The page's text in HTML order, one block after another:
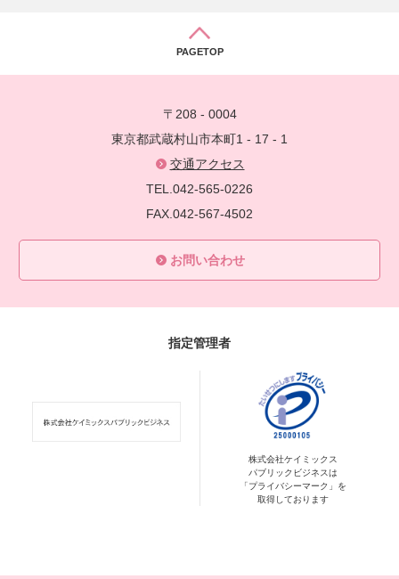
PAGETOP
〒208 - 0004
東京都武蔵村山市本町1 - 17 - 1
交通アクセス
TEL.042-565-0226
FAX.042-567-4502
お問い合わせ
指定管理者
株式会社ケイミックス
パブリックビジネスは
「プライバシーマーク」を
取得しております